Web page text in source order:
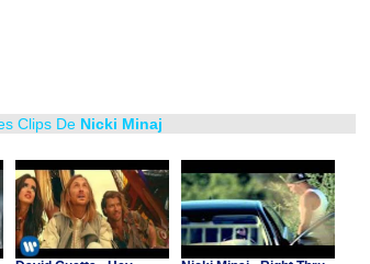
Clips De Nicki Minaj